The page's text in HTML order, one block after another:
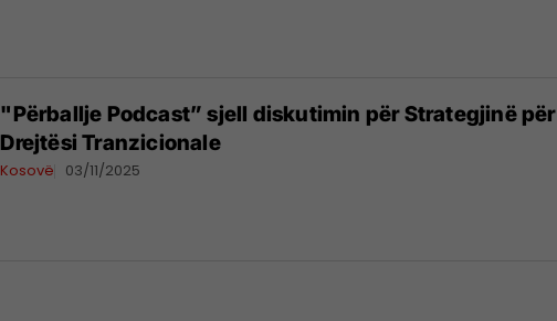
"Përballje Podcast” sjell diskutimin për Strategjinë për
Drejtësi Tranzicionale
Kosovë 03/11/2025